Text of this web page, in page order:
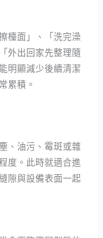
檯面」、「洗完澡
外出回家先整理隨
明顯減少後續清潔
累積。
、油污、霉斑或雜
度。此時就適合進
隙與設備表面一起